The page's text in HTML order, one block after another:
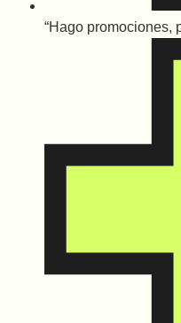
“Hago promociones,